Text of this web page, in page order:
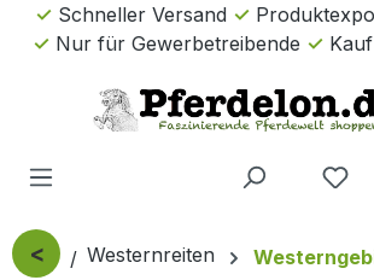
Zum Hauptinhalt springen
Schneller Versand
Nur für Gewerbetreibende
Kauf
< Westernreiten